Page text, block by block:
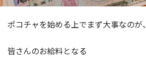
ポコチャを始める上でまず大事なのが、
皆さんのお給料となる